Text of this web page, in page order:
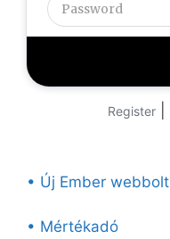
Register
• Új Ember webbolt
• Mértékadó